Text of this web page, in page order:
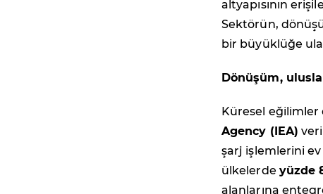
altyapısının
Sektörün,
bir büyüklüğe
Dönüşüm,
Küresel
Agency (IEA)
şarj işlemlerini
ülkelerde yüzde
alanlarına